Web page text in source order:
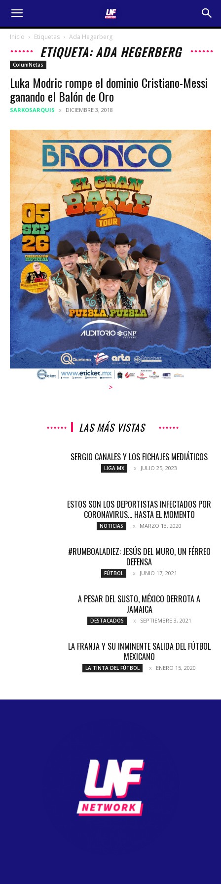
Inicio Etiquetas Ada Hegerberg
ETIQUETA: ADA HEGERBERG
ColumNetas
Luka Modric rompe el dominio Cristiano-Messi
ganando el Balón de Oro
SARKOSARQUIS DICIEMBRE 3, 2018
>
LAS MÁS VISTAS
SERGIO CANALES Y LOS FICHAJES MEDIÁTICOS
LIGA MX JULIO 25, 2023
ESTOS SON LOS DEPORTISTAS INFECTADOS POR
CORONAVIRUS… HASTA EL MOMENTO
NOTICIAS MARZO 13, 2020
#RUMBOALADIEZ: JESÚS DEL MURO, UN FÉRREO
DEFENSA
FÚTBOL JUNIO 17, 2021
A PESAR DEL SUSTO, MÉXICO DERROTA A
JAMAICA
DESTACADOS SEPTIEMBRE 3, 2021
LA FRANJA Y SU INMINENTE SALIDA DEL FÚTBOL
MEXICANO
LA TINTA DEL FÚTBOL ENERO 15, 2020